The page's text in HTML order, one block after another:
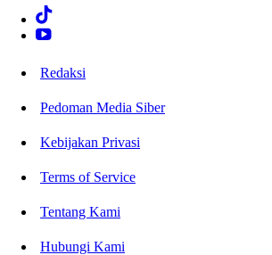
Redaksi
Pedoman Media Siber
Kebijakan Privasi
Terms of Service
Tentang Kami
Hubungi Kami